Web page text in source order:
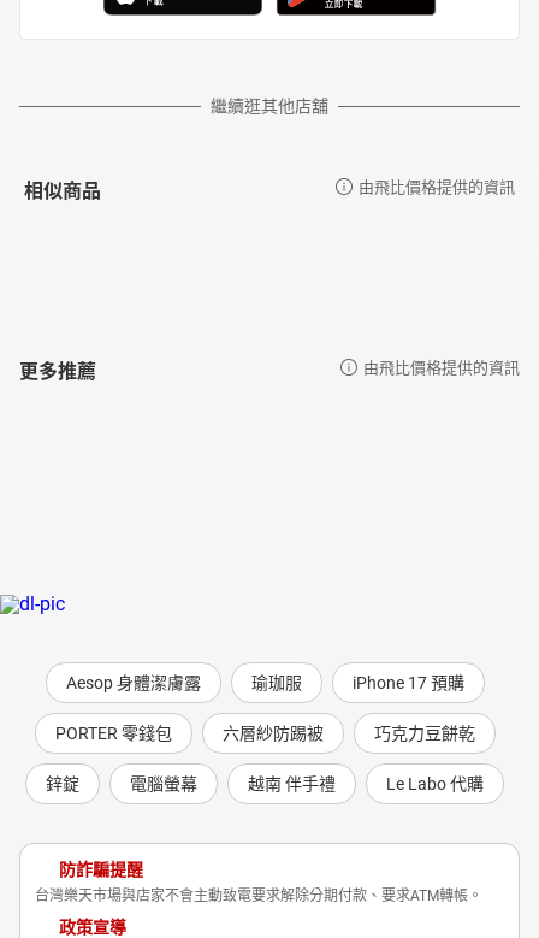
繼續逛其他店舖
相似商品 由飛比價格提供的資訊
更多推薦 由飛比價格提供的資訊
Aesop 身體潔膚露 瑜珈服 iPhone 17 預購
PORTER 零錢包 六層紗防踢被 巧克力豆餅乾
鋅錠 電腦螢幕 越南 伴手禮 Le Labo 代購
防詐騙提醒
台灣樂天市場與店家不會主動致電要求解除分期付款、要求ATM轉帳。
政策宣導